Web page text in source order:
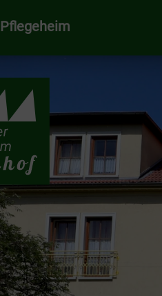
Pflegeheim